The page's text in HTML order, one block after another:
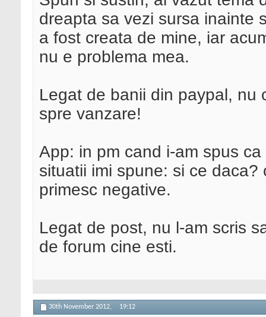
dreapta sa vezi sursa inainte
a fost creata de mine, iar
nu e problema mea.
Legat de banii din paypal, nu
spre vanzare!
App: in pm cand i-am spus
situatii imi spune: si ce
primesc negative.
Legat de post, nu l-am scris
de forum cine esti.
30th November 2012, 19:12